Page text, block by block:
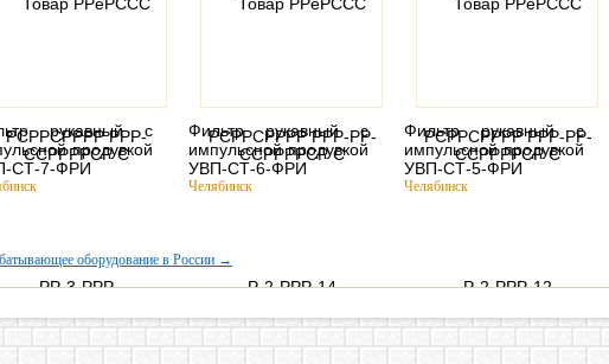
рукавный с
продувкой
СТ-7-ФРИ
Фильтр рукавный с
импульсной продувкой
УВП-СТ-6-ФРИ
Челябинск
Фильтр рукавный с
импульсной продувкой
УВП-СТ-5-ФРИ
Челябинск
оборудование в России →